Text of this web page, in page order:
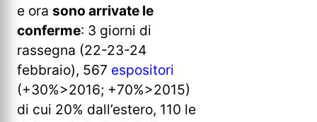
e ora sono arrivate le
conferme: 3 giorni di
rassegna (22-23-24
febbraio), 567 espositori
(+30%>2016; +70%>2015)
di cui 20% dall’estero, 110 le